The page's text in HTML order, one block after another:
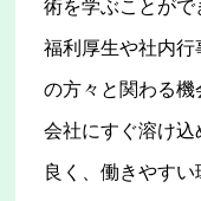
術を学ぶことがで
福利厚生や社内
の方々と関わる
会社にすぐ溶け
良く、働きやす